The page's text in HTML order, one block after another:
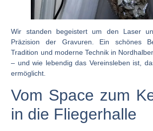
Wir standen begeistert um den Laser
Präzision der Gravuren. Ein schönes
Tradition und moderne Technik in
– und wie lebendig das Vereinsleben ist,
ermöglicht.
Vom Space zum
in die Fliegerhalle